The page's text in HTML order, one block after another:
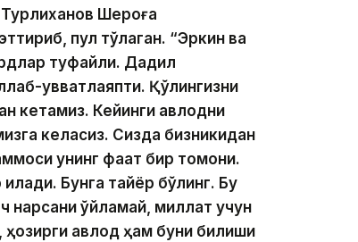
Шероға
пул тўлаган. “Эркин ва
туфайли. Дадил
қувватлаяпти. Қўлингизни
кетамиз. Кейинги авлодни
келасиз. Сизда бизникидан
унинг фақат бир томони.
қилади. Бунга тайёр бўлинг. Бу
нарсани ўйламай, миллат учун
авлод ҳам буни билиши